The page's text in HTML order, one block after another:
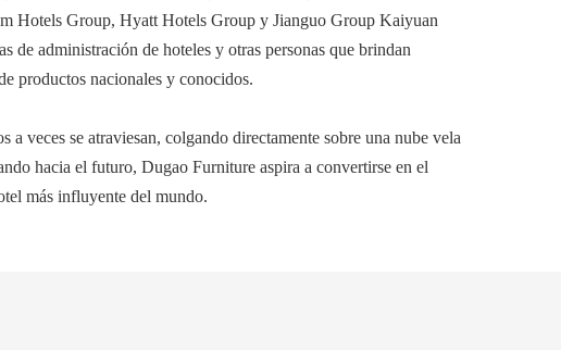
Hotels Group, Hyatt Hotels Group y Jianguo Group Kaiyuan
de administración de hoteles y otras personas que brindan
productos nacionales y conocidos.
a veces se atraviesan, colgando directamente sobre una nube vela
hacia el futuro, Dugao Furniture aspira a convertirse en el
más influyente del mundo.